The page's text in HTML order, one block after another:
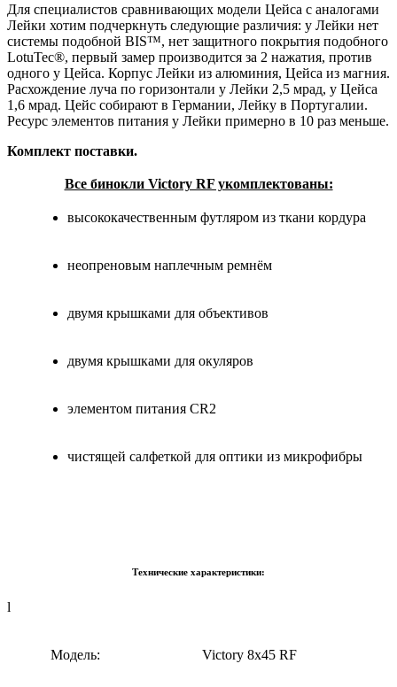
Для специалистов сравнивающих модели Цейса с аналогами
Лейки хотим подчеркнуть следующие различия: у Лейки нет
системы подобной BIS™, нет защитного покрытия подобного
LotuTec®, первый замер производится за 2 нажатия, против
одного у Цейса. Корпус Лейки из алюминия, Цейса из магния.
Расхождение луча по горизонтали у Лейки 2,5 мрад, у Цейса
1,6 мрад. Цейс собирают в Германии, Лейку в Португалии.
Ресурс элементов питания у Лейки примерно в 10 раз меньше.
Комплект поставки.
Все бинокли Victory RF укомплектованы:
высококачественным футляром из ткани кордура
неопреновым наплечным ремнём
двумя крышками для объективов
двумя крышками для окуляров
элементом питания CR2
чистящей салфеткой для оптики из микрофибры
Технические характеристики:
l
Модель: Victory 8x45 RF